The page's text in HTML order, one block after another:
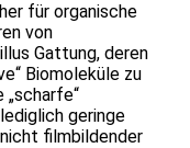
für organische
von
Gattung, deren
Biomoleküle zu
geringe
filmbildender